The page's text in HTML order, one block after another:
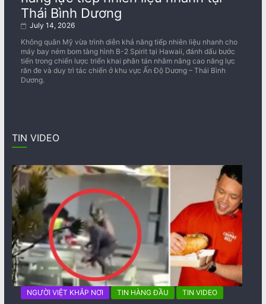
Thái Bình Dương
July 14, 2026
Không quân Mỹ vừa trình diễn khả năng tiếp nhiên liệu nhanh cho
máy bay ném bom tàng hình B-2 Spirit tại Hawaii, đánh dấu bước
tiến trong chiến lược triển khai phân tán nhằm nâng cao năng lực
răn đe và duy trì tác chiến ở khu vực Ấn Độ Dương – Thái Bình
Dương.
TIN VIDEO
NGƯỜI VIỆT KHẮP NƠI TIN HÀNG ĐẦU TIN VIDEO